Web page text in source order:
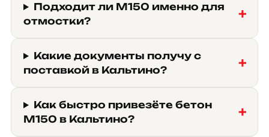
Подходит ли М150 именно для
отмостки?
Какие документы получу с
поставкой в Кальтино?
Как быстро привезёте бетон
М150 в Кальтино?